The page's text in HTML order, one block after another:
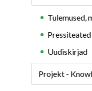
Tulemused,
Pressiteated
Uudiskirjad
Projekt -